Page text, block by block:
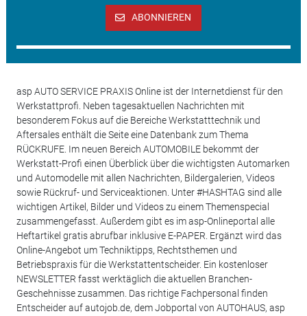
ABONNIEREN
asp AUTO SERVICE PRAXIS Online ist der Internetdienst für den
Werkstattprofi. Neben tagesaktuellen Nachrichten mit
besonderem Fokus auf die Bereiche Werkstatttechnik und
Aftersales enthält die Seite eine Datenbank zum Thema
RÜCKRUFE. Im neuen Bereich AUTOMOBILE bekommt der
Werkstatt-Profi einen Überblick über die wichtigsten Automarken
und Automodelle mit allen Nachrichten, Bildergalerien, Videos
sowie Rückruf- und Serviceaktionen. Unter #HASHTAG sind alle
wichtigen Artikel, Bilder und Videos zu einem Themenspecial
zusammengefasst. Außerdem gibt es im asp-Onlineportal alle
Heftartikel gratis abrufbar inklusive E-PAPER. Ergänzt wird das
Online-Angebot um Techniktipps, Rechtsthemen und
Betriebspraxis für die Werkstattentscheider. Ein kostenloser
NEWSLETTER fasst werktäglich die aktuellen Branchen-
Geschehnisse zusammen. Das richtige Fachpersonal finden
Entscheider auf autojob.de, dem Jobportal von AUTOHAUS, asp